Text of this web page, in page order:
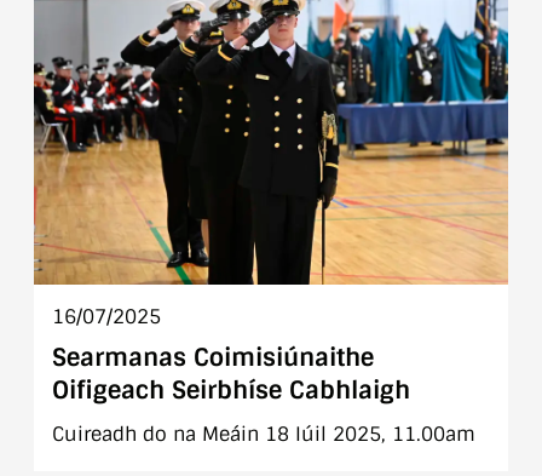
16/07/2025
Searmanas Coimisiúnaithe
Oifigeach Seirbhíse Cabhlaigh
Cuireadh do na Meáin 18 Iúil 2025, 11.00am